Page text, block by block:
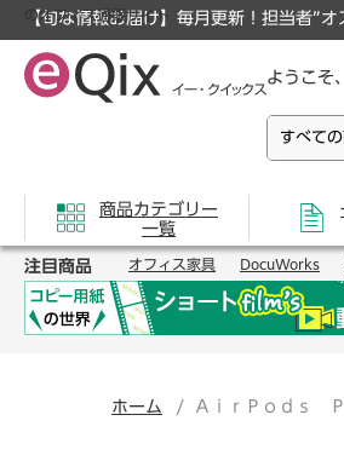
【旬な情報お届け】毎月更新！担当者”
のオフィス通販サイト
ようこそ、
商品カテゴリー
一覧
注目商品 オフィス家具 DocuWorks
ホーム ＡｉｒＰｏｄｓ